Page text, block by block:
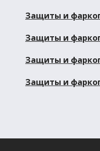
Защиты и
Защиты и
Защиты и
Защиты и